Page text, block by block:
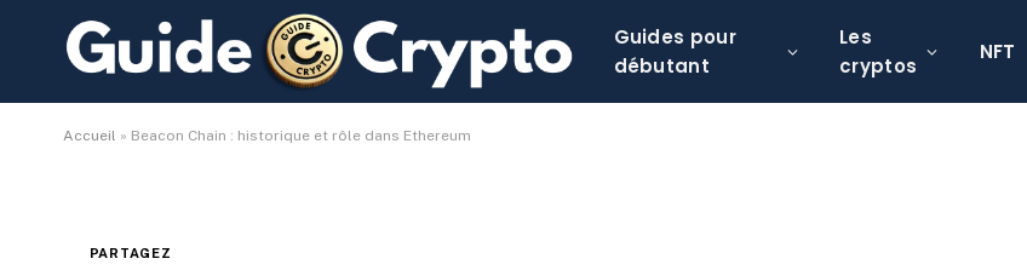
Guides pour
débutant
Les
cryptos
NFT
Accueil » Beacon Chain : historique et rôle dans Ethereum
Beacon Chain : historique et rôle dans Ethereum
De Kevin de GuideCrypto.fr 3 avril 2026
PARTAGEZ